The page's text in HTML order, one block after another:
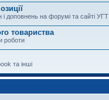
і доповнень на форумі та сайті УГТ
товариства
роботи
та інші